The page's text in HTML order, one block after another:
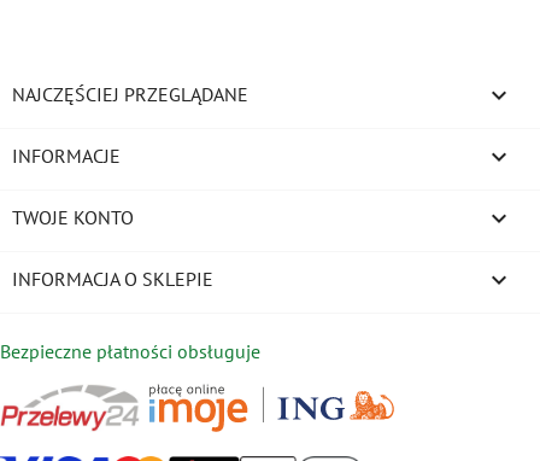
NAJCZĘŚCIEJ PRZEGLĄDANE 
INFORMACJE 
TWOJE KONTO 
INFORMACJA O SKLEPIE keyboard_arrow_down
Bezpieczne płatności obsługuje